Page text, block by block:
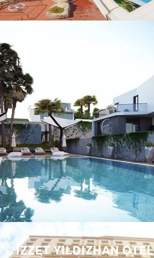
TEMELSAN GLORIA
İZMIR
İZZET YILDIZHAN OTEL